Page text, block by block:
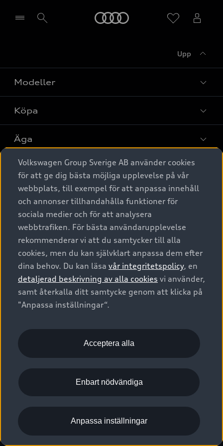
Upp
Modeller
Alla modeller
Elbilar
A6 modellerna
SUV
Avant
Audi Sport
Köpa
Privaterbjudanden
Privatleasing
Nya bilar i lager
Begagnade bilar i lager
Audi approved :plus - så gott som nya
Finansiering
Audi exclusive
Provkörning
Äga
Service & tillbehör
Audi digital services
Originaltillbehör - köp online
Garantier
Försäkring
Digitala manualer för din Audi
Audi Collection – livsstilsartiklar
Vanliga frågor
2G/3G nätet stängs ned - Hur påverkas min bil av detta?
Tjänstebil
Tjänstebil
Business lease online
Företagsleasing
Om Audi Sverige
Kontakta oss
Audi Återförsäljare/-serviceverkstad
myAudi
Pressmeddelanden
Nyhetsbrev
Vårt hållbarhetsarbete
Lediga tjänster huvudkontor
Lediga tjänster hos Audi Återförsäljare
Kommentar till mediauppgifter om dataläcka
© 2026 AUDI SVERIGE. All Rights Reserved.
Utgivare Juridiskt
Juridiskt Audi AG
Juridiskt Audi Digital Giveaway
Anpassa inställningar för cookies
Visselblåsarkanaler
Volkswagen Group Sverige AB använder cookies
för att ge dig bästa möjliga upplevelse på vår
webbplats, till exempel för att anpassa innehåll
och annonser tillhandahålla funktioner för
sociala medier och för att analysera
webbtrafiken. För bästa användarupplevelse
rekommenderar vi att du samtycker till alla
cookies, men du kan självklart anpassa dem efter
dina behov. Du kan läsa vår integritetspolicy, en
detaljerad beskrivning av alla cookies vi använder,
samt återkalla ditt samtycke genom att klicka på
"Anpassa inställningar“.
Acceptera alla
Enbart nödvändiga
Anpassa inställningar